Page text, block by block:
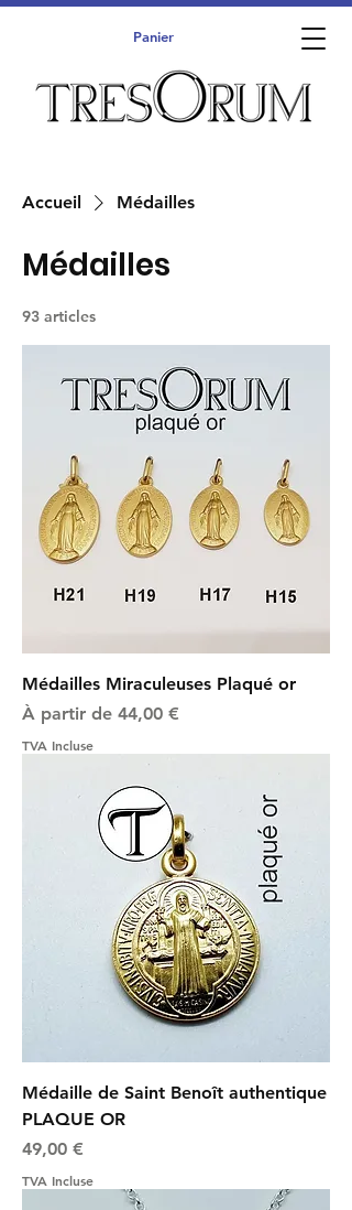
Panier
Accueil Médailles
Médailles
93 articles
Médailles Miraculeuses Plaqué or
À partir de 44,00 €
Prix promotionnel
TVA Incluse
Médaille de Saint Benoît authentique
PLAQUE OR
Prix
49,00 €
TVA Incluse